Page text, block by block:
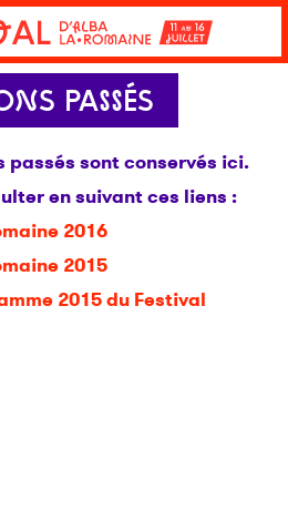
PASSÉS
passés sont conservés ici.
en suivant ces liens :
2016
2015
2015 du Festival